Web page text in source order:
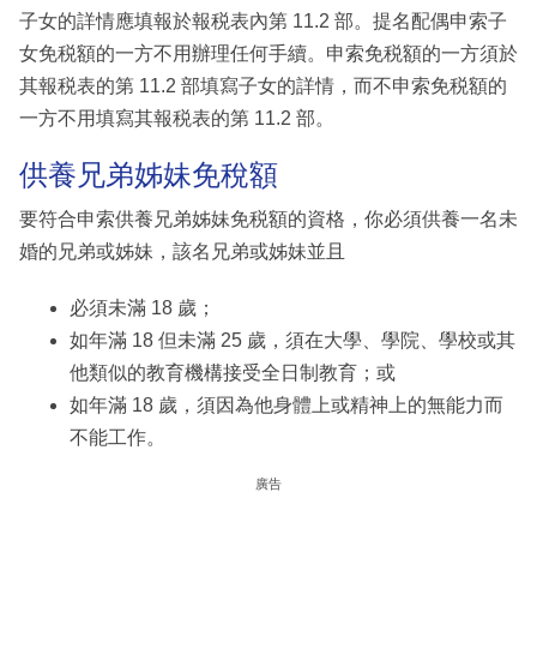
子女的詳情應填報於報税表內第 11.2 部。提名配偶申索子
女免税額的一方不用辦理任何手續。申索免税額的一方須於
其報税表的第 11.2 部填寫子女的詳情，而不申索免税額的
一方不用填寫其報税表的第 11.2 部。
供養兄弟姊妹免稅額
要符合申索供養兄弟姊妹免税額的資格，你必須供養一名未
婚的兄弟或姊妹，該名兄弟或姊妹並且
必須未滿 18 歲；
如年滿 18 但未滿 25 歲，須在大學、學院、學校或其
他類似的教育機構接受全日制教育；或
如年滿 18 歲，須因為他身體上或精神上的無能力而
不能工作。
廣告